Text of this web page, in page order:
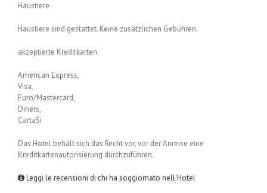
Haustiere
Haustiere sind gestattet. Keine zusätzlichen Gebühren.
akzeptierte Kreditkarten
American Express,
Visa,
Euro/Mastercard,
Diners,
CartaSi
Das Hotel behält sich das Recht vor, vor der Anreise eine
Kreditkartenautorisierung durchzuführen.
Leggi le recensioni di chi ha soggiornato nell'Hotel